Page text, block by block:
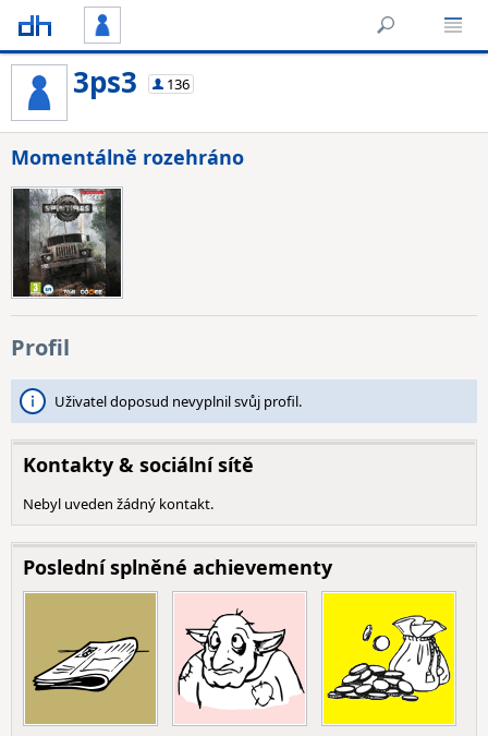
3ps3 136
Momentálně rozehráno
Profil
Uživatel doposud nevyplnil svůj profil.
Kontakty & sociální sítě
Nebyl uveden žádný kontakt.
Poslední splněné achievementy